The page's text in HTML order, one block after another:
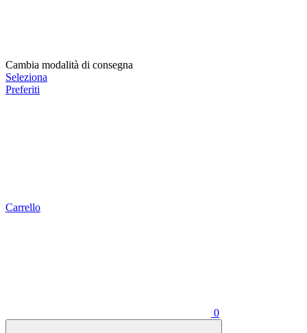
Cambia modalità di consegna
Seleziona
Preferiti
Carrello
0